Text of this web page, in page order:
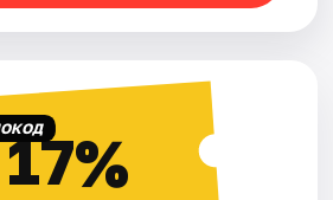
17%